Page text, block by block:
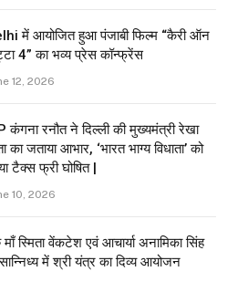
में आयोजित हुआ पंजाबी फिल्म “कैरी ऑन
4” का भव्य प्रेस कॉन्फ्रेंस
12, 2026
कंगना रनौत ने दिल्ली की मुख्यमंत्री रेखा
का जताया आभार, ‘भारत भाग्य विधाता’ को
टैक्स फ्री घोषित |
10, 2026
स्मिता वेंकटेश एवं आचार्या अनामिका सिंह
में श्री यंत्र का दिव्य आयोजन